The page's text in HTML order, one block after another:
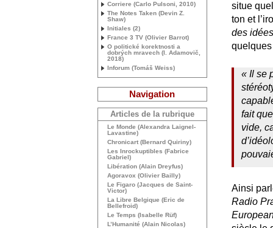
situe
ton et
des
« Il se
fait
vide,
Ainsi
Radio
Corriere (Carlo Pulsoni, 2010)
The Notes Taken (Devin Z.
Shaw)
Initiales (2)
France 3 TV (Olivier Barrot)
O politické korektnosti a
dobrých mravech (I. Adamovič,
2018)
Inforum (Tomáš Weiss)
Navigation
Articles de la rubrique
Le Monde (Alexandra Laignel-
Lavastine)
Chronicart (Bernard Quiriny)
Les Inrockuptibles (Fabrice
Gabriel)
Libération (Alain Dreyfus)
Agoravox (Olivier Bailly)
Le Figaro (Jacques de Saint-
Victor)
La Libre Belgique (Eric de
Bellefroid)
Le Temps (Isabelle Rüf)
L’Humanité (Alain Nicolas)